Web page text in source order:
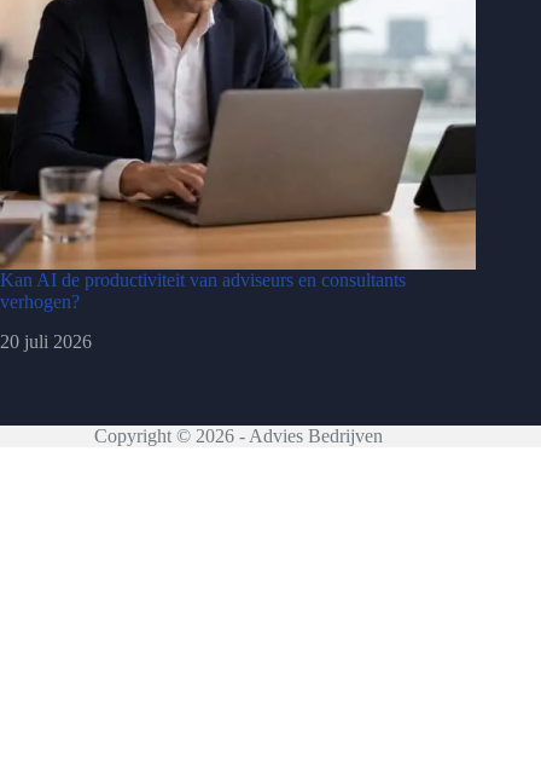
Kan AI de productiviteit van adviseurs en consultants
verhogen?
20 juli 2026
Copyright © 2026 - Advies Bedrijven